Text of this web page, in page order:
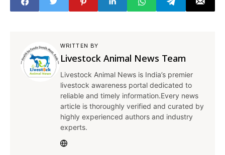
WRITTEN BY
Livestock Animal News Team
Livestock Animal News is India’s premier
livestock awareness portal dedicated to
reliable and timely information.Every news
article is thoroughly verified and curated by
highly experienced authors and industry
experts.